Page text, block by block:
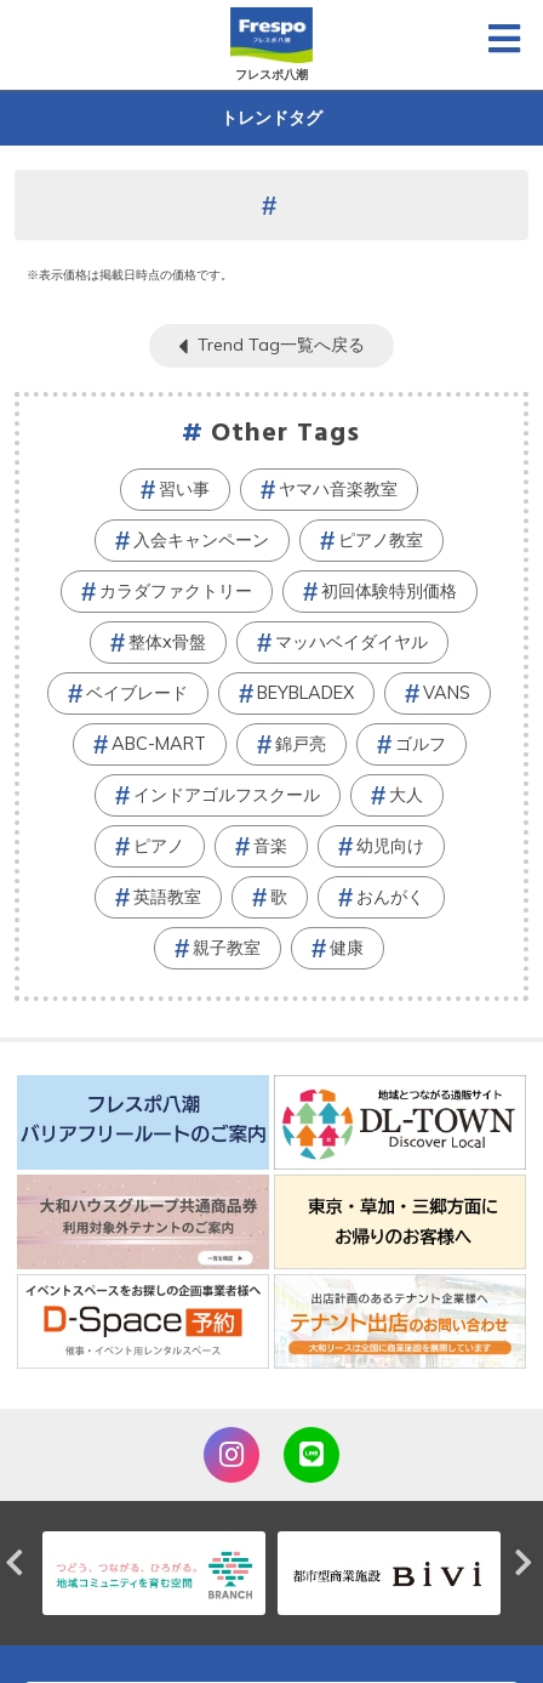
フレスポ八潮
トレンドタグ
※表示価格は掲載日時点の価格です。
Trend Tag一覧へ戻る
Other Tags
習い事 ヤマハ音楽教室
入会キャンペーン ピアノ教室
カラダファクトリー 初回体験特別価格
整体x骨盤 マッハベイダイヤル
ベイブレード BEYBLADEX VANS
ABC-MART 錦戸亮 ゴルフ
インドアゴルフスクール 大人
ピアノ 音楽 幼児向け
英語教室 歌 おんがく
親子教室 健康